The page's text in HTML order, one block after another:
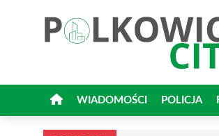
WIADOMOŚCI POLICJA